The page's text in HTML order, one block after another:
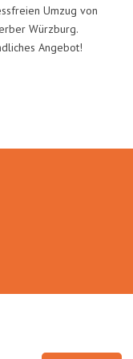
Umzug von
Würzburg.
Angebot!